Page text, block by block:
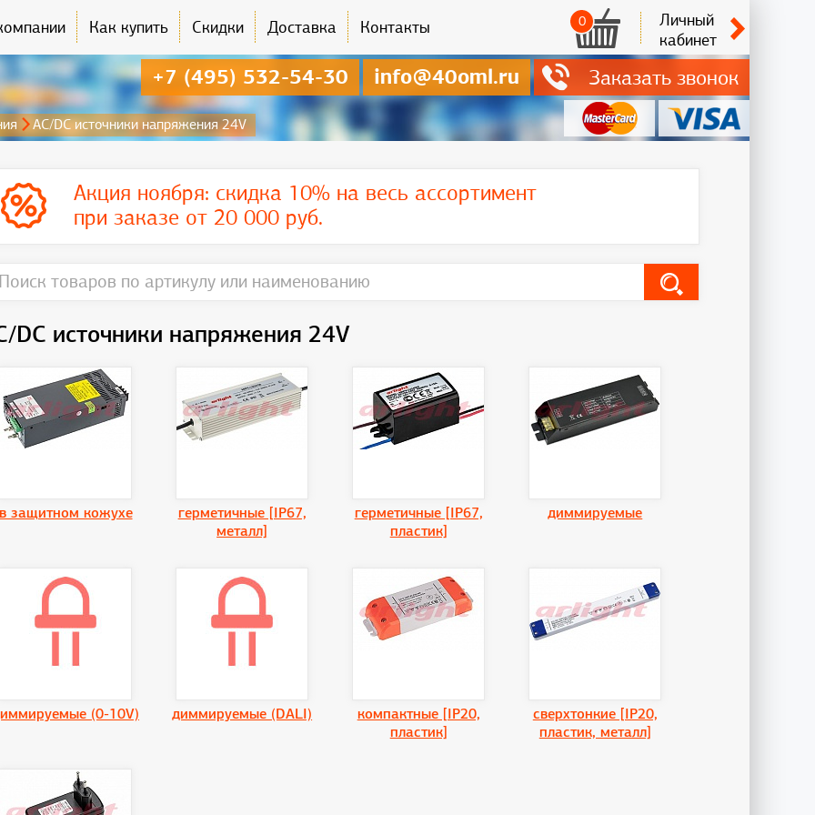
Как купить Скидки Доставка Контакты 0
Личный
кабинет
+7 (495) 532-54-30 info@40oml.ru Заказать звонок
AC/DC источники напряжения 24V
Акция ноября: скидка 10% на весь ассортимент
при заказе от 20 000 руб.
DC источники напряжения 24V
защитном кожухе
герметичные [IP67,
металл]
герметичные [IP67,
пластик]
диммируемые
(0-10V) диммируемые (DALI)
компактные [IP20,
пластик]
сверхтонкие [IP20,
пластик, металл]